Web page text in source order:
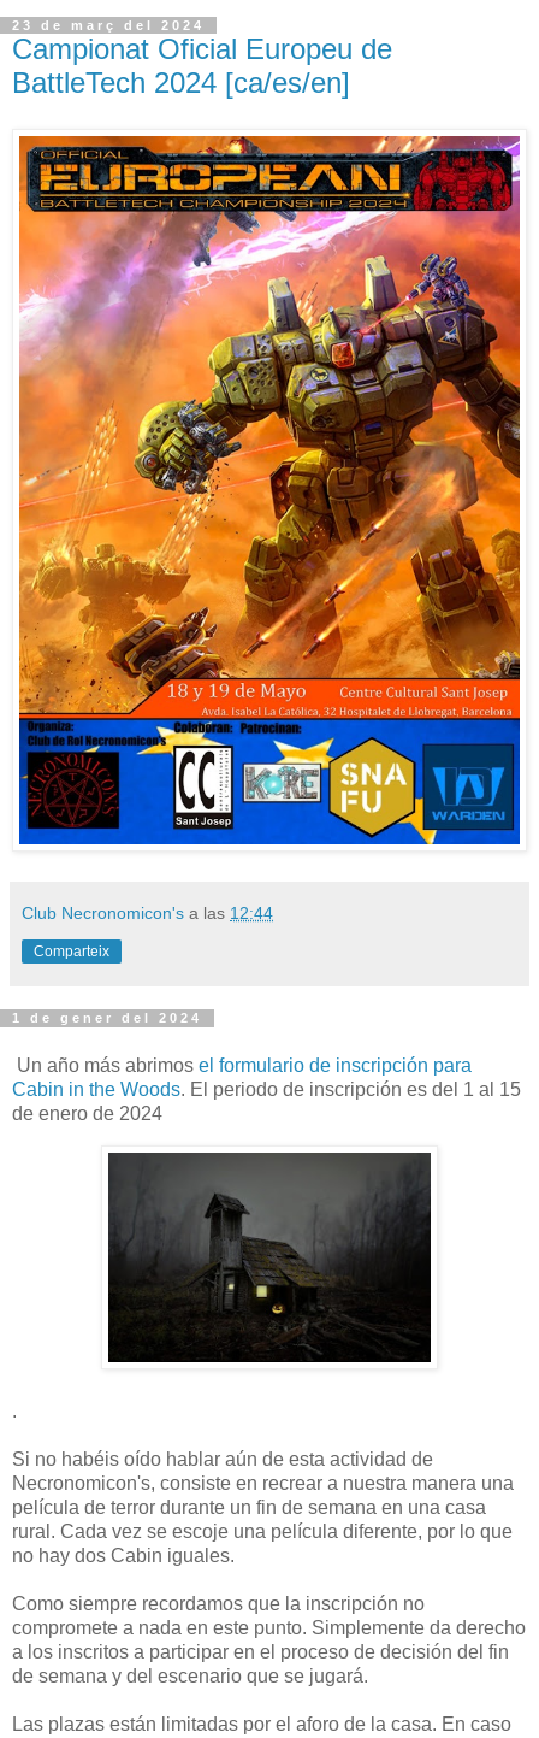
23 de març del 2024
Campionat Oficial Europeu de
BattleTech 2024 [ca/es/en]
Club Necronomicon's a las 12:44
Comparteix
1 de gener del 2024
Un año más abrimos el formulario de inscripción para
Cabin in the Woods. El periodo de inscripción es del 1 al 15
de enero de 2024
.
Si no habéis oído hablar aún de esta actividad de
Necronomicon's, consiste en recrear a nuestra manera una
película de terror durante un fin de semana en una casa
rural. Cada vez se escoje una película diferente, por lo que
no hay dos Cabin iguales.
Como siempre recordamos que la inscripción no
compromete a nada en este punto. Simplemente da derecho
a los inscritos a participar en el proceso de decisión del fin
de semana y del escenario que se jugará.
Las plazas están limitadas por el aforo de la casa. En caso